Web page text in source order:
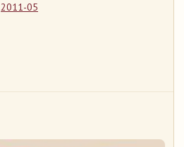
2011-05